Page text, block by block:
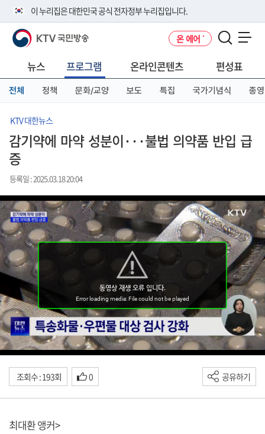
이 누리집은 대한민국 공식 전자정부 누리집입니다.
공식 누리집 주소 확인하기
니다.
이밖에 or.kr 또는 .kr등 다른 도메인 주소를 사용하고 있다면 아래 URL에
서 도메인 주소를 확인해 보세요
KTV 국민방송 온 에어
뉴스 프로그램 온라인콘텐츠 편성표
전체 정책 문화/교양 보도 특집 국가기념식 종영
KTV 대한뉴스
감기약에 마약 성분이···불법 의약품 반입 급
증
등록일 : 2025.03.18 20:04
조회수 : 193회 0 공유하기
최대환 앵커>